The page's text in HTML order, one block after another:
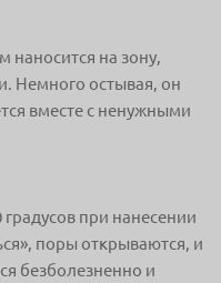
наносится на зону,
Немного остывая, он
вместе с ненужными
градусов при нанесении
поры открываются, и
безболезненно и